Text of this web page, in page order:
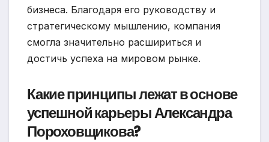
бизнеса. Благодаря его руководству и
стратегическому мышлению, компания
смогла значительно расшириться и
достичь успеха на мировом рынке.
Какие принципы лежат в основе
успешной карьеры Александра
Пороховщикова?